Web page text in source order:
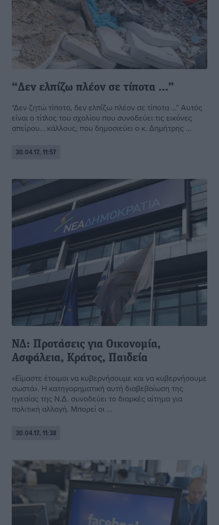
“Δεν ελπίζω πλέον σε τίποτα …”
“Δεν ζητώ τίποτα, δεν ελπίζω πλέον σε τίποτα …” Αυτός
είναι ο τίτλος του σχολίου που συνοδεύει τις εικόνες
απείρου… κάλλους, που δημοσιεύει ο κ. Δημήτρης ...
30.04.17, 11:57
ΝΔ: Προτάσεις για Οικονομία,
Ασφάλεια, Κράτος, Παιδεία
«Είμαστε έτοιμοι να κυβερνήσουμε και να κυβερνήσουμε
σωστά». Η κατηγορηματική αυτή διαβεβαίωση της
ηγεσίας της Ν.Δ. συνοδεύει το διαρκές αίτημα για
πολιτική αλλαγή. Μπορεί οι ...
30.04.17, 11:38